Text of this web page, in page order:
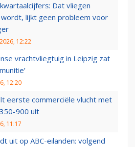
Dat vliegen
lijkt geen probleem voor
12:22
vrachtvliegtuig in Leipzig zat
12:20
eerste commerciële vlucht met
900 uit
11:17
uit op ABC-eilanden: volgend